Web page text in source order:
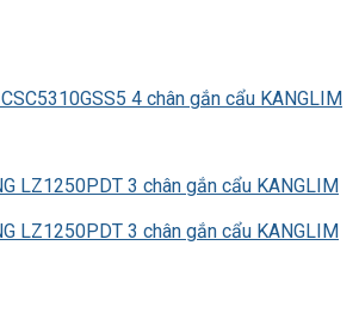
4 chân gắn cẩu KANGLIM